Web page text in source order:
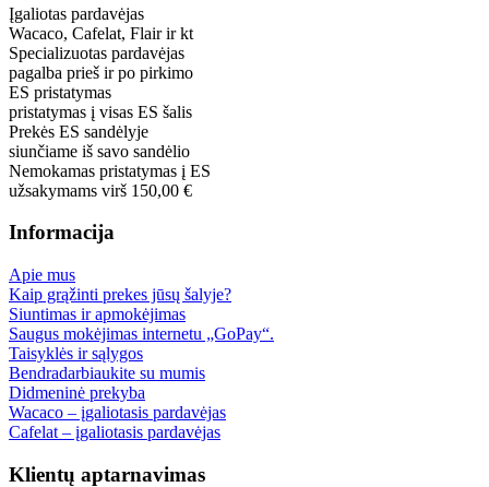
Įgaliotas pardavėjas
Wacaco, Cafelat, Flair ir kt
Specializuotas pardavėjas
pagalba prieš ir po pirkimo
ES pristatymas
pristatymas į visas ES šalis
Prekės ES sandėlyje
siunčiame iš savo sandėlio
Nemokamas pristatymas į ES
užsakymams virš 150,00 €
Informacija
Apie mus
Kaip grąžinti prekes jūsų šalyje?
Siuntimas ir apmokėjimas
Saugus mokėjimas internetu „GoPay“.
Taisyklės ir sąlygos
Bendradarbiaukite su mumis
Didmeninė prekyba
Wacaco – įgaliotasis pardavėjas
Cafelat – įgaliotasis pardavėjas
Klientų aptarnavimas